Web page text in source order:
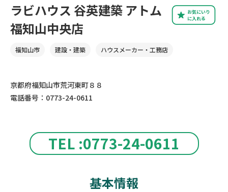
TEL :0773-24-0611
お気にいり
に入れる
ラビハウス 谷英建築 アトム
福知山中央店
福知山市 建設・建築 ハウスメーカー・工務店
京都府福知山市荒河東町８８
電話番号：0773-24-0611
基本情報